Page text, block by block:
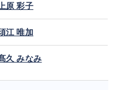
上原 彩子
江 唯加
久 みなみ